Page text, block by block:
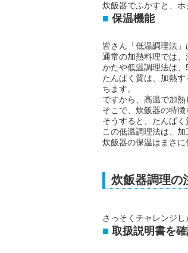
炊飯器でふかすと、ホ
保温機能
皆さん「低温調理法」
通常の加熱料理では
かたや低温調理法は
たんぱく質は、加熱
ちます。
ですから、高温で加
そこで、炊飯器の特
そうすると、たんぱ
この低温調理法は、
炊飯器の保温はまさに
炊飯器調理の
さっそくチャレンジ
取扱説明書を